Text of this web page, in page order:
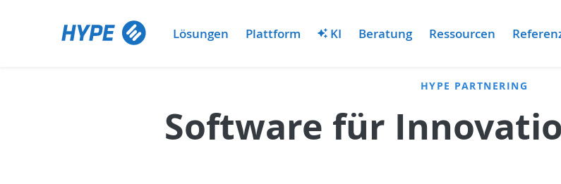
Lösungen Plattform KI Beratung Ressourcen
HYPE PARTNERING
Software für